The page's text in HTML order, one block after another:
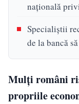
națională
Specialiștii
de la bancă
Mulți români
propriile